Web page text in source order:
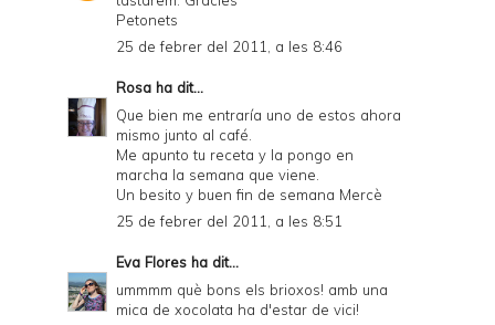
Petonets
25 de febrer del 2011, a les 8:46
Rosa ha dit...
Que bien me entraría uno de estos ahora
mismo junto al café.
Me apunto tu receta y la pongo en
marcha la semana que viene.
Un besito y buen fin de semana Mercè
25 de febrer del 2011, a les 8:51
Eva Flores ha dit...
ummmm què bons els brioxos! amb una
mica de xocolata ha d'estar de vici!